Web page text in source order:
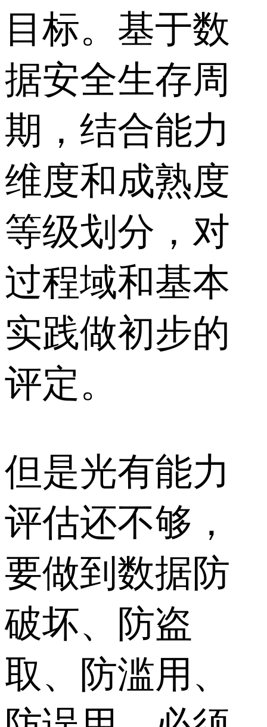
目标。基于数
据安全生存周
期，结合能力
维度和成熟度
等级划分，对
过程域和基本
实践做初步的
评定。
但是光有能力
评估还不够，
要做到数据防
破坏、防盗
取、防滥用、